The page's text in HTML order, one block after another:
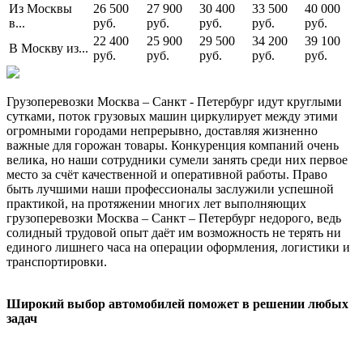
Из Москвы
в...
26 500
руб.
27 900
руб.
30 400
руб.
33 500
руб.
40 000
руб.
В Москву из...
22 400
руб.
25 900
руб.
29 500
руб.
34 200
руб.
39 100
руб.
Грузоперевозки Москва – Санкт - Петербург идут круглыми
сутками, поток грузовых машин циркулирует между этими
огромными городами непрерывно, доставляя жизненно
важные для горожан товары. Конкуренция компаний очень
велика, но наши сотрудники сумели занять среди них первое
место за счёт качественной и оперативной работы. Право
быть лучшими наши профессионалы заслужили успешной
практикой, на протяжении многих лет выполняющих
грузоперевозки Москва – Санкт – Петербург недорого, ведь
солидный трудовой опыт даёт им возможность не терять ни
единого лишнего часа на операции оформления, логистики и
транспортировки.
Широкий выбор автомобилей поможет в решении любых
задач